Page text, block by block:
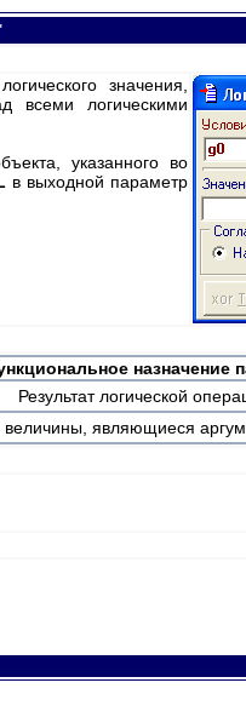
значения,
всеми логическими
указанного во
в выходной параметр
назначение
Результат логической
величины, являющиеся